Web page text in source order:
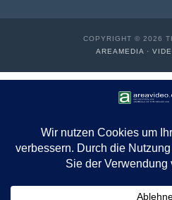
COPYRIGHT © 2026
AREAMEDIA ·